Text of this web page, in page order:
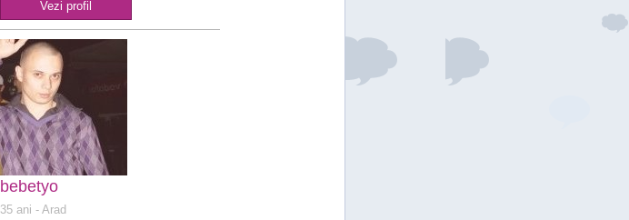
Vezi profil
bebetyo
35 ani - Arad